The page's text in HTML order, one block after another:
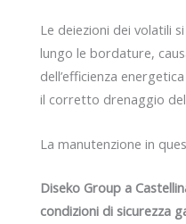
Le deiezioni dei volatili
lungo le bordature,
dell’efficienza
il corretto drenaggio
La manutenzione in
Diseko Group a
condizioni di sicurezza